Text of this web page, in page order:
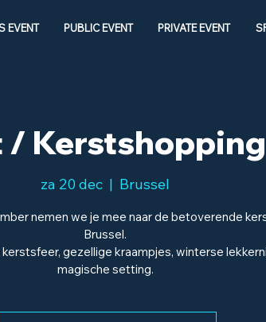
EVENT PUBLIC EVENT PRIVATE EVENT
za 20 dec
  |
Brussel
nemen we je mee naar de betoverende
Brussel.
gezellige kraampjes, winterse
magische setting.